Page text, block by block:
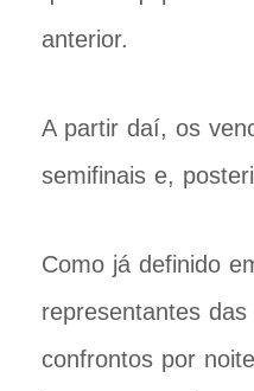
anterior.
A partir daí, os
semifinais e,
Como já definido
representantes
confrontos por